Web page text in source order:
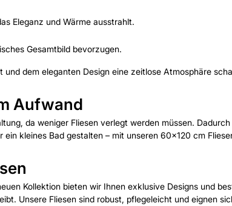
Eleganz und Wärme ausstrahlt.
Gesamtbild bevorzugen.
dem eleganten Design eine zeitlose Atmosphäre
Aufwand
da weniger Fliesen verlegt werden müssen.
kleines Bad gestalten – mit unseren 60x120 cm
Kollektion bieten wir Ihnen exklusive Designs und
Unsere Fliesen sind robust, pflegeleicht und eignen